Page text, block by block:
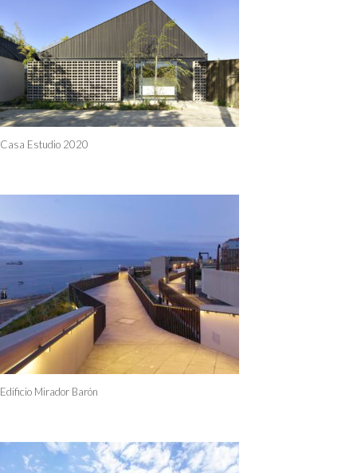
Casa Estudio 2020
Edificio Mirador Barón